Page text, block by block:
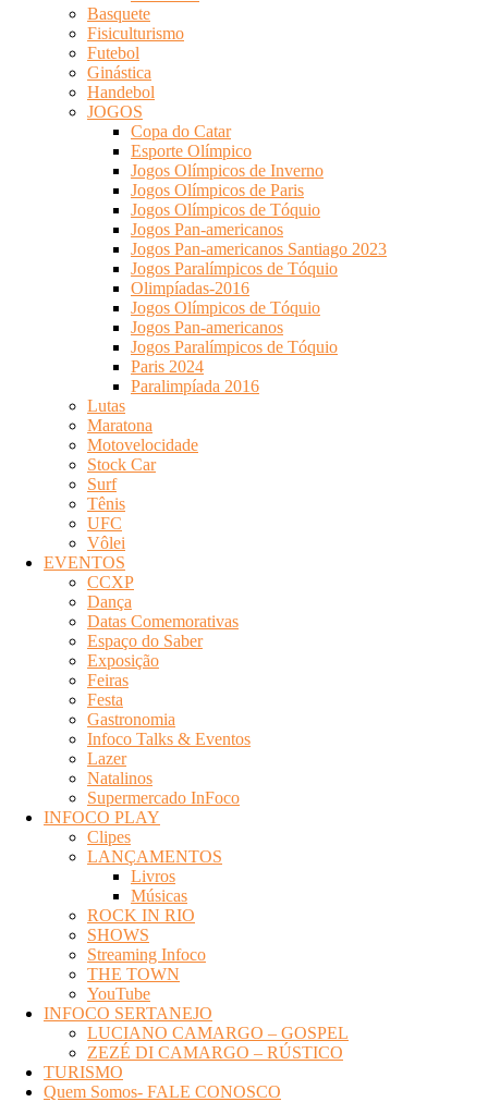
Basquete
Fisiculturismo
Futebol
Ginástica
Handebol
JOGOS
Copa do Catar
Esporte Olímpico
Jogos Olímpicos de Inverno
Jogos Olímpicos de Paris
Jogos Olímpicos de Tóquio
Jogos Pan-americanos
Jogos Pan-americanos Santiago 2023
Jogos Paralímpicos de Tóquio
Olimpíadas-2016
Jogos Olímpicos de Tóquio
Jogos Pan-americanos
Jogos Paralímpicos de Tóquio
Paris 2024
Paralimpíada 2016
Lutas
Maratona
Motovelocidade
Stock Car
Surf
Tênis
UFC
Vôlei
EVENTOS
CCXP
Dança
Datas Comemorativas
Espaço do Saber
Exposição
Feiras
Festa
Gastronomia
Infoco Talks & Eventos
Lazer
Natalinos
Supermercado InFoco
INFOCO PLAY
Clipes
LANÇAMENTOS
Livros
Músicas
ROCK IN RIO
SHOWS
Streaming Infoco
THE TOWN
YouTube
INFOCO SERTANEJO
LUCIANO CAMARGO – GOSPEL
ZEZÉ DI CAMARGO – RÚSTICO
TURISMO
Quem Somos- FALE CONOSCO